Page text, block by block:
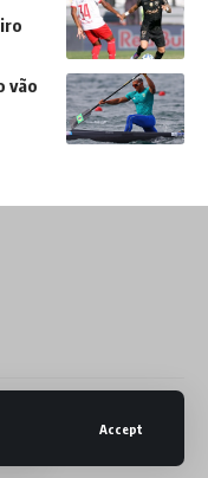
Accept
vão
por Sept Mídia